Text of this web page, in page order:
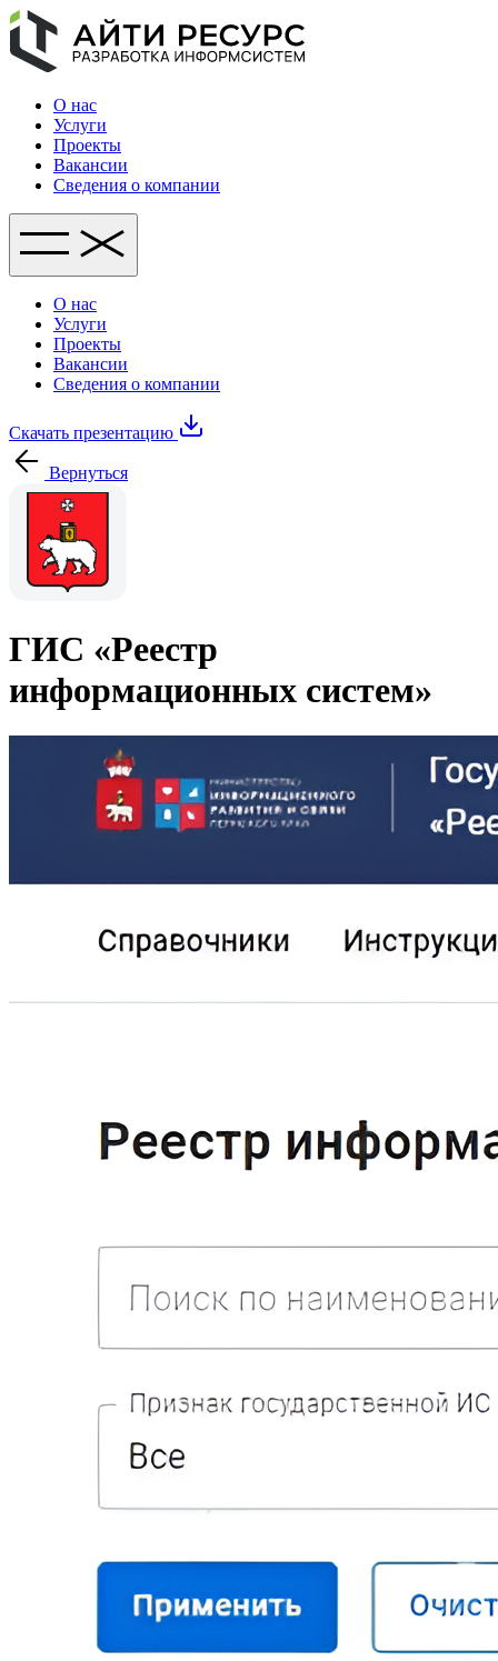
О нас
Услуги
Проекты
Вакансии
Сведения о компании
О нас
Услуги
Проекты
Вакансии
Сведения о компании
Скачать презентацию
Вернуться
ГИС «Реестр
информационных систем»